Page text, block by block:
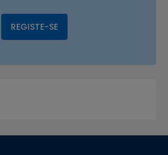
REGISTE-SE